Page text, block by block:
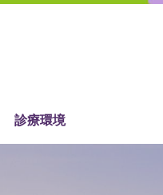
診療環境